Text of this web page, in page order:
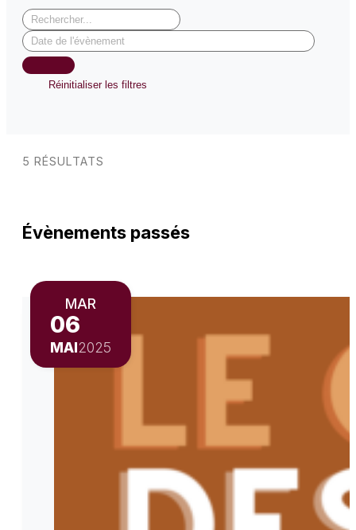
Réinitialiser les filtres
5 RÉSULTATS
Évènements passés
MAR
06
MAI2025